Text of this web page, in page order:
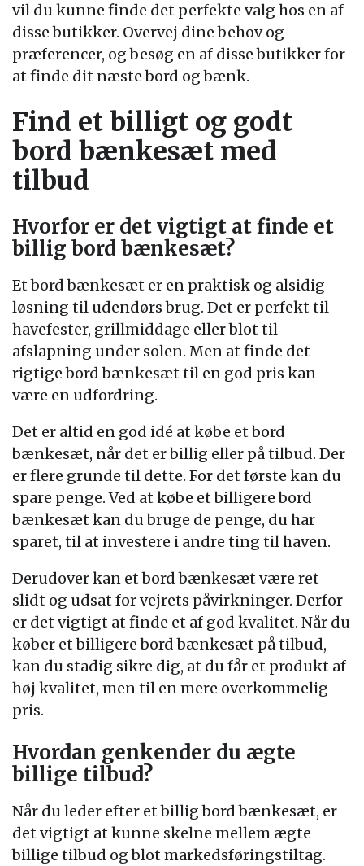
vil du kunne finde det perfekte valg hos en af
disse butikker. Overvej dine behov og
præferencer, og besøg en af disse butikker for
at finde dit næste bord og bænk.
Find et billigt og godt
bord bænkesæt med
tilbud
Hvorfor er det vigtigt at finde et
billig bord bænkesæt?
Et bord bænkesæt er en praktisk og alsidig
løsning til udendørs brug. Det er perfekt til
havefester, grillmiddage eller blot til
afslapning under solen. Men at finde det
rigtige bord bænkesæt til en god pris kan
være en udfordring.
Det er altid en god idé at købe et bord
bænkesæt, når det er billig eller på tilbud. Der
er flere grunde til dette. For det første kan du
spare penge. Ved at købe et billigere bord
bænkesæt kan du bruge de penge, du har
sparet, til at investere i andre ting til haven.
Derudover kan et bord bænkesæt være ret
slidt og udsat for vejrets påvirkninger. Derfor
er det vigtigt at finde et af god kvalitet. Når du
køber et billigere bord bænkesæt på tilbud,
kan du stadig sikre dig, at du får et produkt af
høj kvalitet, men til en mere overkommelig
pris.
Hvordan genkender du ægte
billige tilbud?
Når du leder efter et billig bord bænkesæt, er
det vigtigt at kunne skelne mellem ægte
billige tilbud og blot markedsføringstiltag.